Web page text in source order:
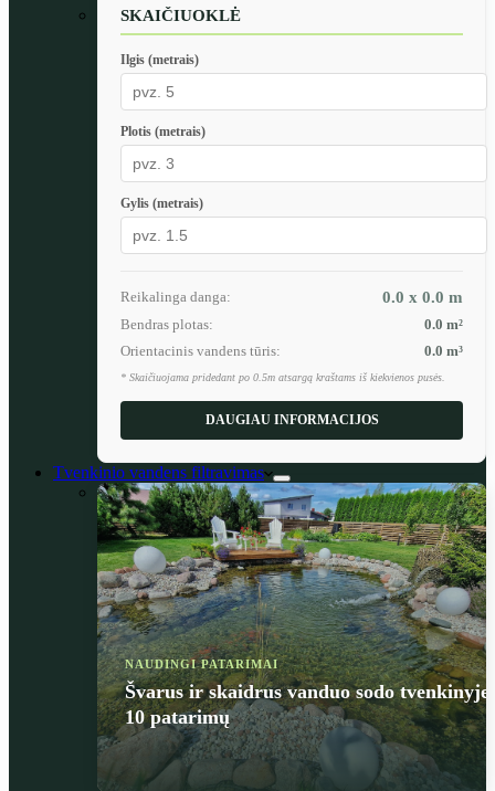
SKAIČIUOKLĖ
Ilgis (metrais)
Plotis (metrais)
Gylis (metrais)
Reikalinga danga: 0.0 x 0.0 m
Bendras plotas: 0.0 m²
Orientacinis vandens tūris:
0.0 m³
* Skaičiuojama pridedant po 0.5m atsargą kraštams iš kiekvienos pusės.
DAUGIAU INFORMACIJOS
Tvenkinio vandens filtravimas
NAUDINGI PATARIMAI
Švarus ir skaidrus vanduo sodo tvenkinyje:
10 patarimų